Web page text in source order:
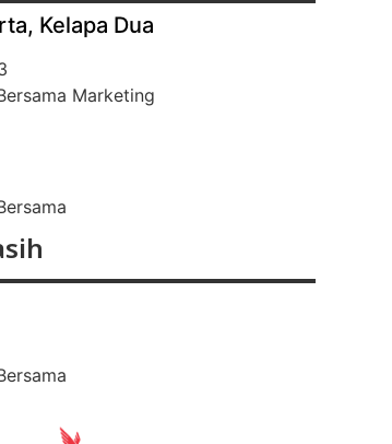
Kelapa Dua
Marketing